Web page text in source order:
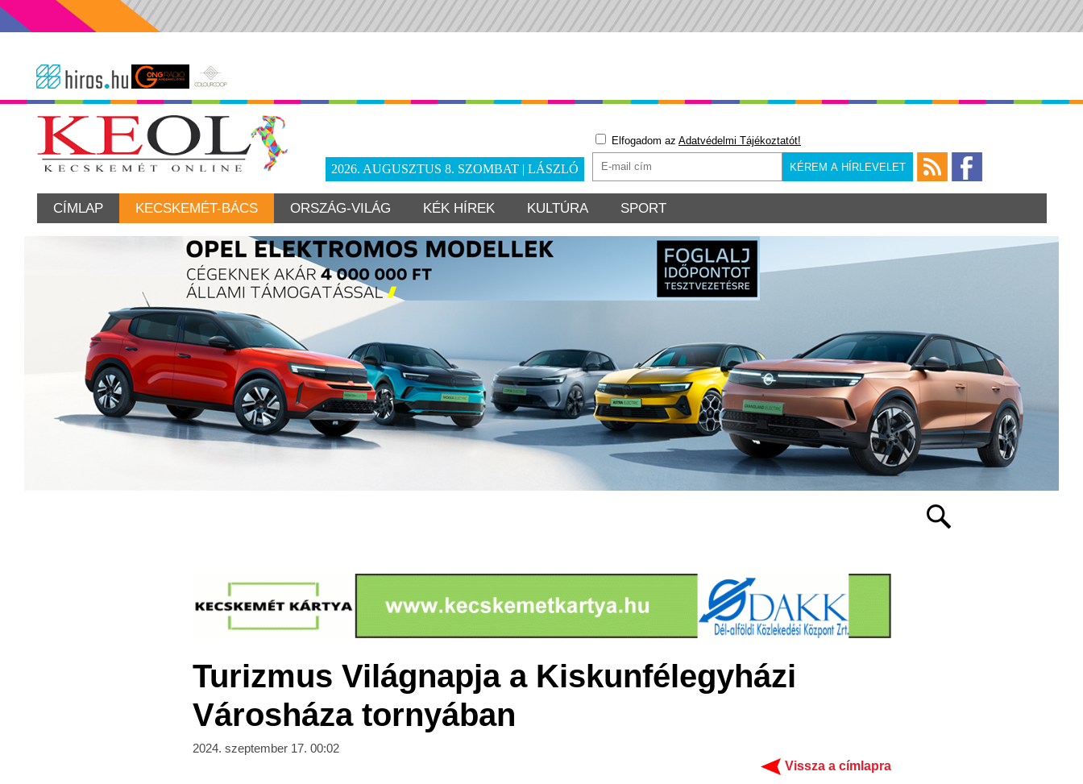
2026. AUGUSZTUS 8. SZOMBAT | LÁSZLÓ
Elfogadom az Adatvédelmi Tájékoztatót!
CÍMLAP KECSKEMÉT-BÁCS ORSZÁG-VILÁG KÉK HÍREK KULTÚRA SPORT
Turizmus Világnapja a Kiskunfélegyházi
Városháza tornyában
2024. szeptember 17. 00:02
Vissza a címlapra